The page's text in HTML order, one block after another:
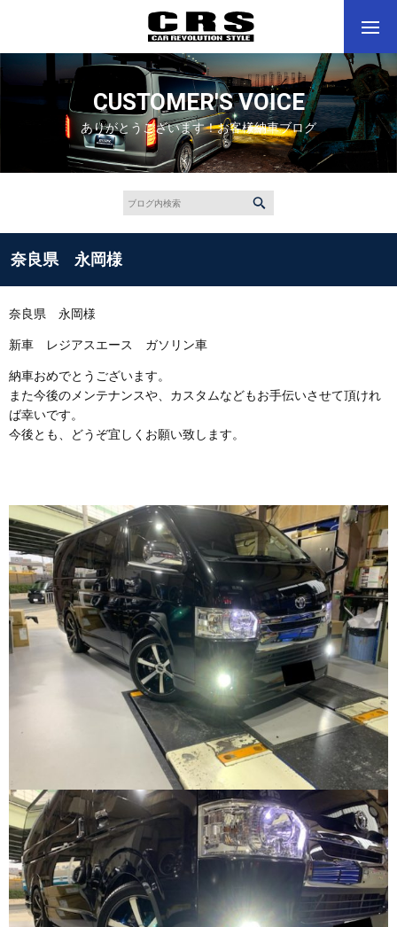
CUSTOMER'S VOICE
ありがとうございます！お客様納車ブログ
奈良県 永岡様
奈良県 永岡様
新車 レジアスエース ガソリン車
納車おめでとうございます。
また今後のメンテナンスや、カスタムなどもお手伝いさせて頂けれ
ば幸いです。
今後とも、どうぞ宜しくお願い致します。